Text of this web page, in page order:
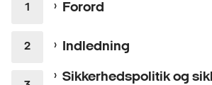
Forord
Indledning
Sikkerhedspolitik og